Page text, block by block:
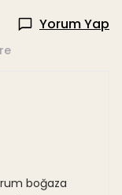
Yorum Yap
boğaza